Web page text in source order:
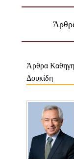
Άρθρα
Δουκίδη